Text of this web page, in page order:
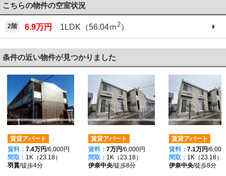
こちらの物件の空室状況
2階 6.9万円 1LDK（56.04ｍ 2）
条件の近い物件が見つかりました
賃貸アパート
賃料： 7.4万円/6,000円
間取： 1K（23.18）
羽貫/徒歩4分
賃貸アパート
賃料： 7万円/6,000円
間取： 1K（23.18）
伊奈中央/徒歩8分
賃貸アパート
賃料： 7.1万円/6,000
間取： 1K（23.18）
伊奈中央/徒歩8分